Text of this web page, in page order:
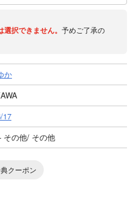
選択できません。 予めご了承の
か
17
その他/ その他
クーポン